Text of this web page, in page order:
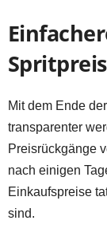
Mit dem Ende
transparenter
Preisrückgänge
nach einigen
Einkaufspreise
sind.